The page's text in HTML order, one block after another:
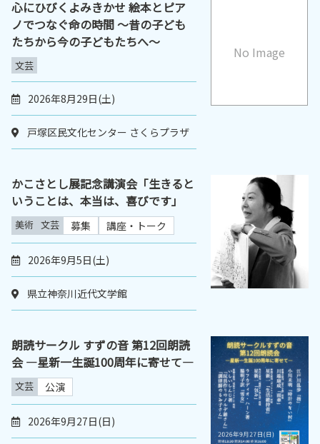
No Image
心にひびくよみきかせ 絵本とピア
ノでつなぐ命の時間 ～昔の子ども
たちから今の子どもたちへ～
文芸
2026年8月29日(土)
戸塚区民文化センター さくらプラザ
かこさとし展記念講演会「生きると
いうことは、本当は、喜びです」
美術 文芸 募集 講座・トーク
2026年9月5日(土)
県立神奈川近代文学館
朗読サークル すずの音 第12回朗読
会 ―星新一生誕100周年に寄せて―
文芸 公演
2026年9月27日(日)